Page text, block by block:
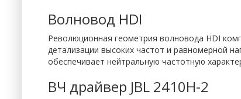
Волновод HDI
Революционная геометрия волновода HDI
детализации высоких частот и равномерной
обеспечивает нейтральную частотную
ВЧ драйвер JBL 2410H-2